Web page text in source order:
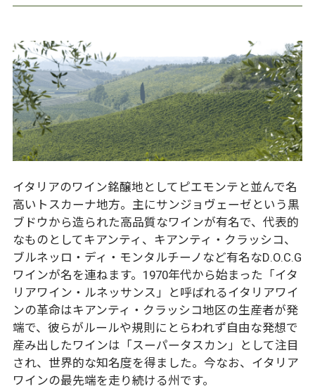
イタリアのワイン銘醸地としてピエモンテと並んで名
高いトスカーナ地方。主にサンジョヴェーゼという黒
ブドウから造られた高品質なワインが有名で、代表的
なものとしてキアンティ、キアンティ・クラッシコ、
ブルネッロ・ディ・モンタルチーノなど有名なD.O.C.G
ワインが名を連ねます。1970年代から始まった「イタ
リアワイン・ルネッサンス」と呼ばれるイタリアワイ
ンの革命はキアンティ・クラッシコ地区の生産者が発
端で、彼らがルールや規則にとらわれず自由な発想で
産み出したワインは「スーパータスカン」として注目
され、世界的な知名度を得ました。今なお、イタリア
ワインの最先端を走り続ける州です。